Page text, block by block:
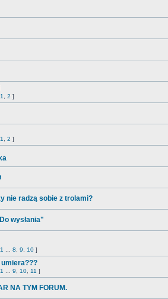
1 2 ]
1 2 ]
nie radzą sobie z trolami?
wysłania"
1 8 9 10 ]
1 9 10 11 ]
NA TYM FORUM.